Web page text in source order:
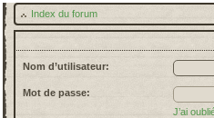
Index du forum
Nom d’utilisateur:
Mot de passe:
J’ai